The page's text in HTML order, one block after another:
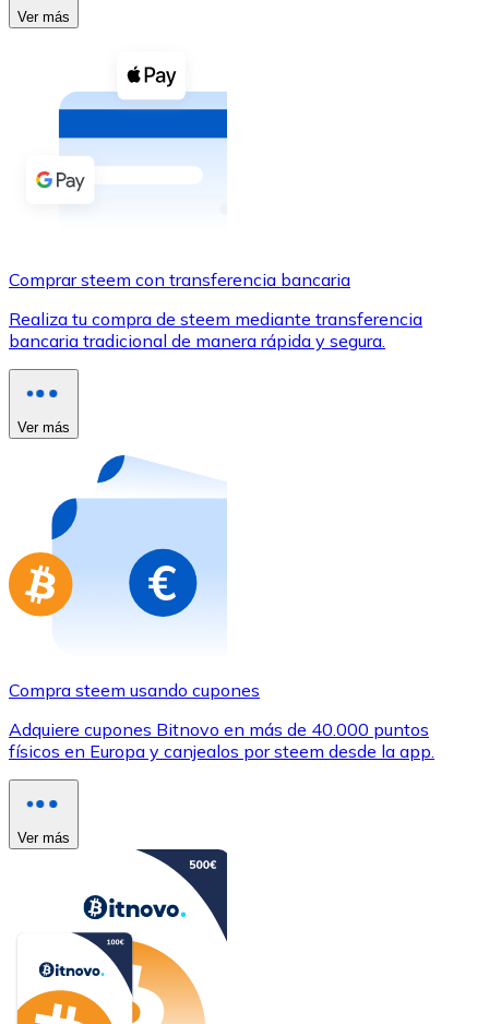
Ver todo
Compra criptomonedas con efectivo en tu tienda más
Comprar con efectivo
Transferencia SEPA
Utiliza tarjetas Visa y Mastercard para comprar
Comprar con tarjeta
Compra tarjetas regalo de tus marcas favoritas con
Ir a la tienda de tarjetas regalo
Ver más
Comprar steem con transferencia bancaria
Realiza tu compra de steem mediante transferencia
bancaria tradicional de manera rápida y segura.
Ver más
Compra steem usando cupones
Adquiere cupones Bitnovo en más de 40.000 puntos
físicos en Europa y canjealos por steem desde la app.
Ver más